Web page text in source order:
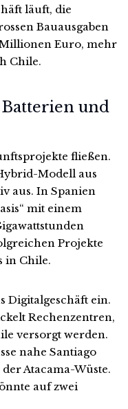
läuft, die
Bauausgaben
Millionen Euro, mehr
Chile.
und
fließen.
Modell aus
aus. In Spanien
mit einem
Projekte
in Chile.
Digitalgeschäft ein.
Rechenzentren,
versorgt werden.
nahe Santiago
Atacama-Wüste.
auf zwei